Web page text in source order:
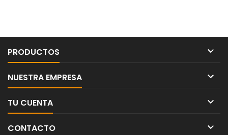
PRODUCTOS 
NUESTRA EMPRESA 
TU CUENTA 
CONTACTO 